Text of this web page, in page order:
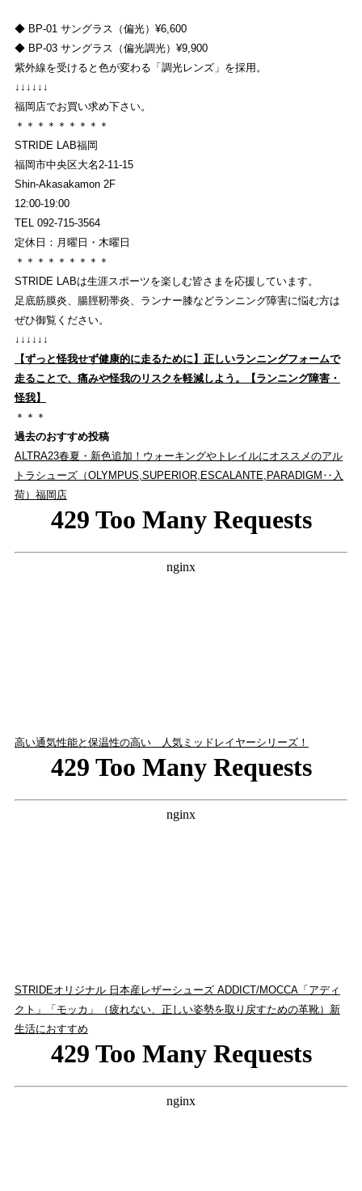
◆ BP-01 サングラス（偏光）¥6,600
◆ BP-03 サングラス（偏光調光）¥9,900
紫外線を受けると色が変わる「調光レンズ」を採用。
↓↓↓↓↓↓
福岡店でお買い求め下さい。
＊＊＊＊＊＊＊＊＊
STRIDE LAB福岡
福岡市中央区大名2-11-15
Shin-Akasakamon 2F
12:00-19:00
TEL 092-715-3564
定休日：月曜日・木曜日
＊＊＊＊＊＊＊＊＊
STRIDE LABは生涯スポーツを楽しむ皆さまを応援しています。
足底筋膜炎、腸脛靭帯炎、ランナー膝などランニング障害に悩む方は
ぜひ御覧ください。
↓↓↓↓↓↓
【ずっと怪我せず健康的に走るために】正しいランニングフォームで
走ることで、痛みや怪我のリスクを軽減しよう。【ランニング障害・
怪我】
＊＊＊
過去のおすすめ投稿
ALTRA23春夏・新色追加！ウォーキングやトレイルにオススメのアル
トラシューズ（OLYMPUS,SUPERIOR,ESCALANTE,PARADIGM‥入
荷）福岡店
高い通気性能と保温性の高い 人気ミッドレイヤーシリーズ！
STRIDEオリジナル 日本産レザーシューズ ADDICT/MOCCA「アディ
クト」「モッカ」（疲れない、正しい姿勢を取り戻すための革靴）新
生活におすすめ